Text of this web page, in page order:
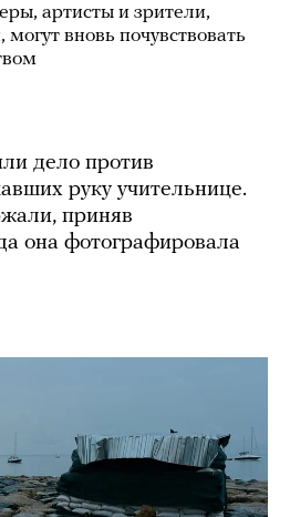
артисты и зрители,
вновь почувствовать
дело против
руку учительнице.
приняв
она фотографировала